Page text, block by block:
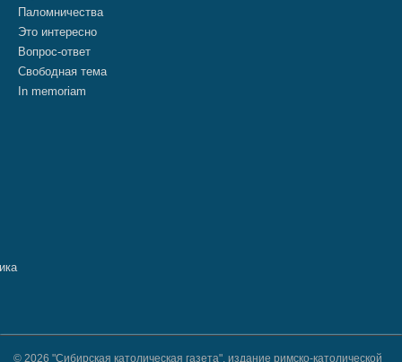
Паломничества
Это интересно
Вопрос-ответ
Свободная тема
In memoriam
© 2026 "Сибирская католическая газета", издание римско-католической